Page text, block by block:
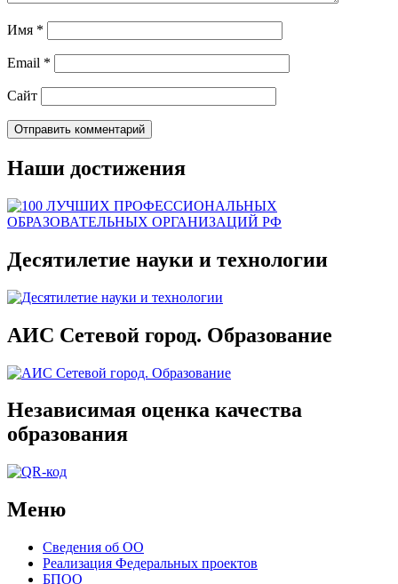
Имя *
Email *
Сайт
Наши достижения
Десятилетие науки и технологии
АИС Сетевой город. Образование
Независимая оценка качества
образования
Меню
Сведения об ОО
Реализация Федеральных проектов
БПОО